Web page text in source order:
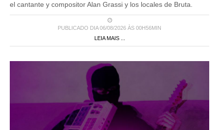
el cantante y compositor Alan Grassi y los locales de Bruta.
PUBLICADO DIA 06/08/2026 ÀS 00H56MIN
LEIA MAIS ...